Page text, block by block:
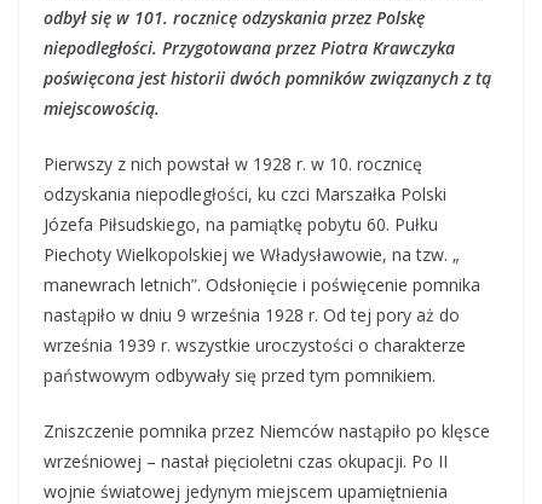
odbył się w 101. rocznicę odzyskania przez Polskę
niepodległości. Przygotowana przez Piotra Krawczyka
poświęcona jest historii dwóch pomników związanych z tą
miejscowością.
Pierwszy z nich powstał w 1928 r. w 10. rocznicę
odzyskania niepodległości, ku czci Marszałka Polski
Józefa Piłsudskiego, na pamiątkę pobytu 60. Pułku
Piechoty Wielkopolskiej we Władysławowie, na tzw. „
manewrach letnich”. Odsłonięcie i poświęcenie pomnika
nastąpiło w dniu 9 września 1928 r. Od tej pory aż do
września 1939 r. wszystkie uroczystości o charakterze
państwowym odbywały się przed tym pomnikiem.
Zniszczenie pomnika przez Niemców nastąpiło po klęsce
wrześniowej – nastał pięcioletni czas okupacji. Po II
wojnie światowej jedynym miejscem upamiętnienia